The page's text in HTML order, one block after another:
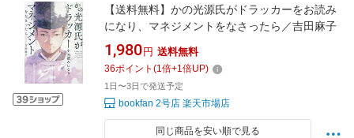
【送料無料】かの光源氏がドラッカーをお読み
になり、マネジメントをなさったら／吉田麻子
1,980 円 送料無料
36ポイント (1倍+1倍UP)
1日〜3日で発送予定
bookfan 2号店 楽天市場店
同じ商品を安い順で見る